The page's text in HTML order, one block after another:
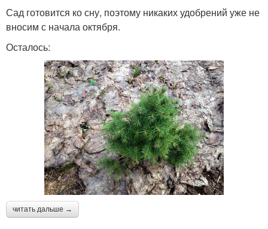
Сад готовится ко сну, поэтому никаких удобрений уже не
вносим с начала октября.
Осталось:
читать дальше →